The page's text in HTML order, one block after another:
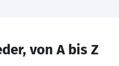
von A bis Z